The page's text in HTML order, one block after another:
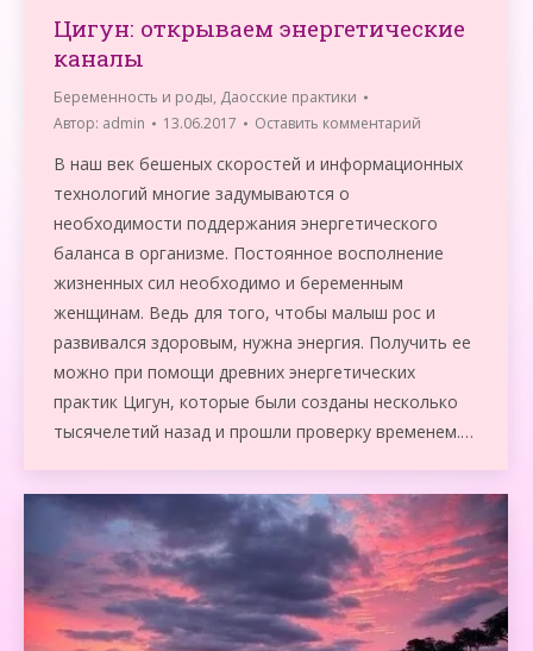
Цигун: открываем энергетические
каналы
Беременность и роды, Даосские практики
Автор: admin 13.06.2017 Оставить комментарий
В наш век бешеных скоростей и информационных
технологий многие задумываются о
необходимости поддержания энергетического
баланса в организме. Постоянное восполнение
жизненных сил необходимо и беременным
женщинам. Ведь для того, чтобы малыш рос и
развивался здоровым, нужна энергия. Получить ее
можно при помощи древних энергетических
практик Цигун, которые были созданы несколько
тысячелетий назад и прошли проверку временем.…